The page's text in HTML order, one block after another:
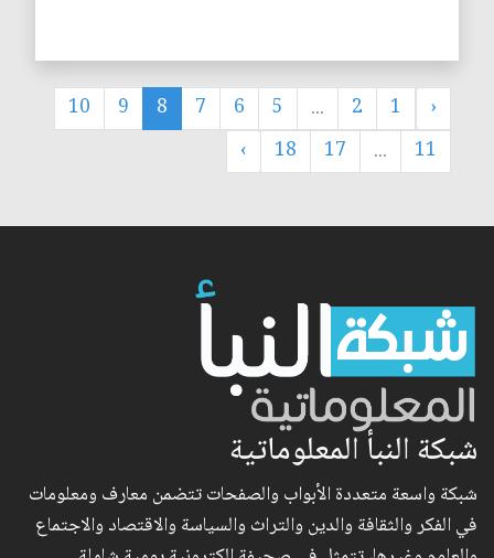
‹
1
2
...
5
6
7
8
9
10
11
...
17
18
›
شبكة النبأ المعلوماتية
شبكة واسعة متعددة الأبواب والصفحات تتضمن معارف ومعلومات
في الفكر والثقافة والدين والتراث والسياسة والاقتصاد والاجتماع